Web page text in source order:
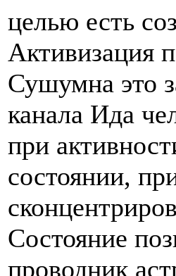
целью есть
Активизация
Сушумна это
канала Ида
при
состоянии,
Состояние
проводник